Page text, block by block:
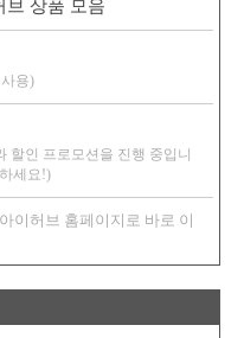
브 상품 모음
용)
할인 프로모션을 진행 중입니
세요!)
이허브 홈페이지로 바로 이